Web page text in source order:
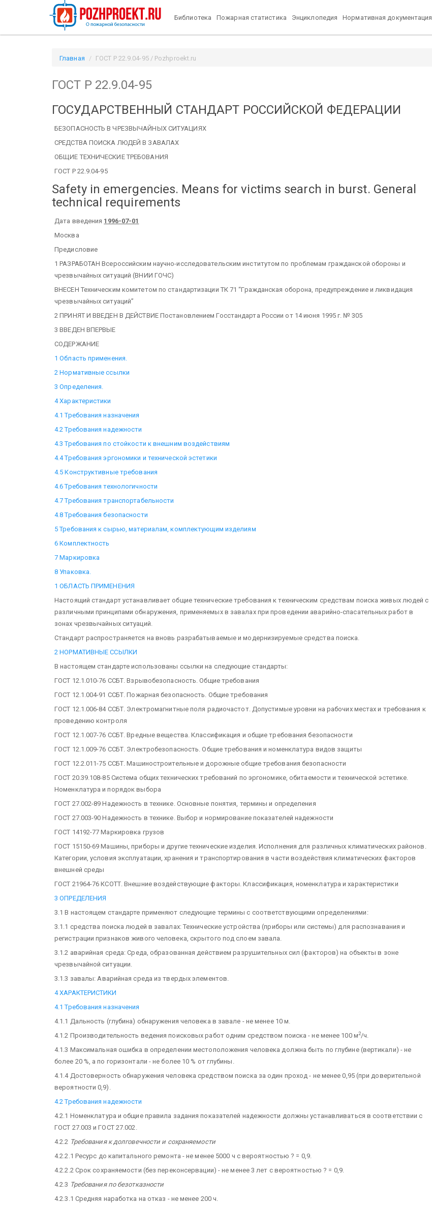
Библиотека Пожарная статистика Энциклопедия Нормативная документация
Главная ГОСТ Р 22.9.04-95 / Pozhproekt.ru
ГОСТ Р 22.9.04-95
ГОСУДАРСТВЕННЫЙ СТАНДАРТ РОССИЙСКОЙ ФЕДЕРАЦИИ
БЕЗОПАСНОСТЬ В ЧРЕЗВЫЧАЙНЫХ СИТУАЦИЯХ
СРЕДСТВА ПОИСКА ЛЮДЕЙ В ЗАВАЛАХ
ОБЩИЕ ТЕХНИЧЕСКИЕ ТРЕБОВАНИЯ
ГОСТ Р 22.9.04-95
Safety in emergencies. Means for victims search in burst. General
technical requirements
Дата введения 1996-07-01
Москва
Предисловие
1 РАЗРАБОТАН Всероссийским научно-исследовательским институтом по проблемам гражданской обороны и
чрезвычайных ситуаций (ВНИИ ГОЧС)
ВНЕСЕН Техническим комитетом по стандартизации ТК 71 “Гражданская оборона, предупреждение и ликвидация
чрезвычайных ситуаций”
2 ПРИНЯТ И ВВЕДЕН В ДЕЙСТВИЕ Постановлением Госстандарта России от 14 июня 1995 г. № 305
3 ВВЕДЕН ВПЕРВЫЕ
СОДЕРЖАНИЕ
1 Область применения.
2 Нормативные ссылки
3 Определения.
4 Характеристики
4.1 Требования назначения
4.2 Требования надежности
4.3 Требования по стойкости к внешним воздействиям
4.4 Требования эргономики и технической эстетики
4.5 Конструктивные требования
4.6 Требования технологичности
4.7 Требования транспортабельности
4.8 Требования безопасности
5 Требования к сырью, материалам, комплектующим изделиям
6 Комплектность
7 Маркировка
8 Упаковка.
1 ОБЛАСТЬ ПРИМЕНЕНИЯ
Настоящий стандарт устанавливает общие технические требования к техническим средствам поиска живых людей с
различными принципами обнаружения, применяемых в завалах при проведении аварийно-спасательных работ в
зонах чрезвычайных ситуаций.
Стандарт распространяется на вновь разрабатываемые и модернизируемые средства поиска.
2 НОРМАТИВНЫЕ ССЫЛКИ
В настоящем стандарте использованы ссылки на следующие стандарты:
ГОСТ 12.1.010-76 ССБТ. Взрывобезопасность. Общие требования
ГОСТ 12.1.004-91 ССБТ. Пожарная безопасность. Общие требования
ГОСТ 12.1.006-84 ССБТ. Электромагнитные поля радиочастот. Допустимые уровни на рабочих местах и требования к
проведению контроля
ГОСТ 12.1.007-76 ССБТ. Вредные вещества. Классификация и общие требования безопасности
ГОСТ 12.1.009-76 ССБТ. Электробезопасность. Общие требования и номенклатура видов защиты
ГОСТ 12.2.011-75 ССБТ. Машиностроительные и дорожные общие требования безопасности
ГОСТ 20.39.108-85 Система общих технических требований по эргономике, обитаемости и технической эстетике.
Номенклатура и порядок выбора
ГОСТ 27.002-89 Надежность в технике. Основные понятия, термины и определения
ГОСТ 27.003-90 Надежность в технике. Выбор и нормирование показателей надежности
ГОСТ 14192-77 Маркировка грузов
ГОСТ 15150-69 Машины, приборы и другие технические изделия. Исполнения для различных климатических районов.
Категории, условия эксплуатации, хранения и транспортирования в части воздействия климатических факторов
внешней среды
ГОСТ 21964-76 КСОТТ. Внешние воздействующие факторы. Классификация, номенклатура и характеристики
3 ОПРЕДЕЛЕНИЯ
3.1 В настоящем стандарте применяют следующие термины с соответствующими определениями:
3.1.1 средства поиска людей в завалах: Технические устройства (приборы или системы) для распознавания и
регистрации признаков живого человека, скрытого под слоем завала.
3.1.2 аварийная среда: Среда, образованная действием разрушительных сил (факторов) на объекты в зоне
чрезвычайной ситуации.
3.1.3 завалы: Аварийная среда из твердых элементов.
4 ХАРАКТЕРИСТИКИ
4.1 Требования назначения
4.1.1 Дальность (глубина) обнаружения человека в завале - не менее 10 м.
4.1.2 Производительность ведения поисковых работ одним средством поиска - не менее 100 м2/ч.
4.1.3 Максимальная ошибка в определении местоположения человека должна быть по глубине (вертикали) - не
более 20 %, а по горизонтали - не более 10 % от глубины.
4.1.4 Достоверность обнаружения человека средством поиска за один проход - не менее 0,95 (при доверительной
вероятности 0,9).
4.2 Требования надежности
4.2.1 Номенклатура и общие правила задания показателей надежности должны устанавливаться в соответствии с
ГОСТ 27.003 и ГОСТ 27.002.
4.2.2 Требования к долговечности и сохраняемости
4.2.2.1 Ресурс до капитального ремонта - не менее 5000 ч с вероятностью ? = 0,9.
4.2.2.2 Срок сохраняемости (без переконсервации) - не менее 3 лет с вероятностью ? = 0,9.
4.2.3 Требования по безотказности
4.2.3.1 Средняя наработка на отказ - не менее 200 ч.